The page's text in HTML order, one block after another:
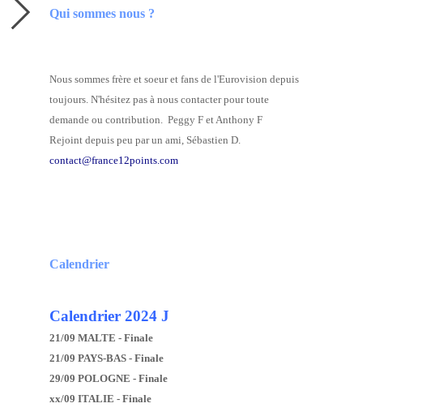
Qui sommes nous ?
Nous sommes frère et soeur et fans de l'Eurovision depuis
toujours. N'hésitez pas à nous contacter pour toute
demande ou contribution. Peggy F et Anthony F
Rejoint depuis peu par un ami, Sébastien D.
contact@france12points.com
Calendrier
Calendrier 2024 J
21/09 MALTE - Finale
21/09 PAYS-BAS - Finale
29/09 POLOGNE - Finale
xx/09 ITALIE - Finale